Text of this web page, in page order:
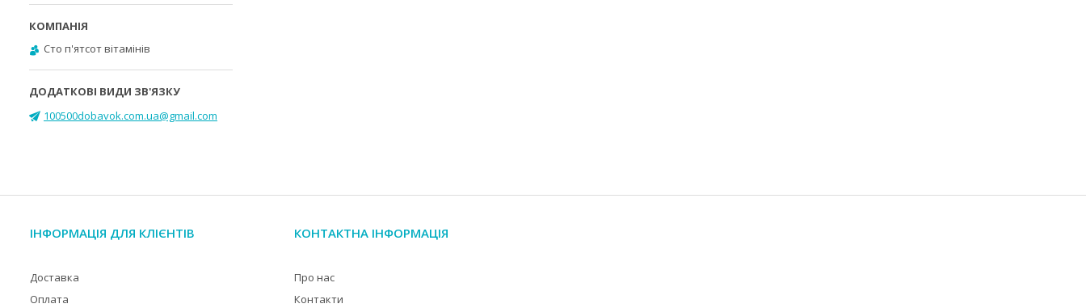
Cто п'ятсот вітамінів
100500dobavok.com.ua@gmail.com
ІНФОРМАЦІЯ ДЛЯ КЛІЄНТІВ
Доставка
Оплата
КОНТАКТНА ІНФОРМАЦІЯ
Про нас
Контакти